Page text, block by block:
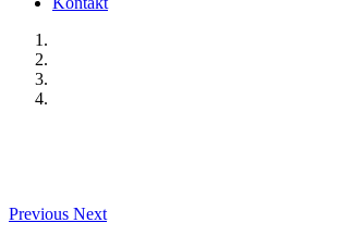
Previous Next